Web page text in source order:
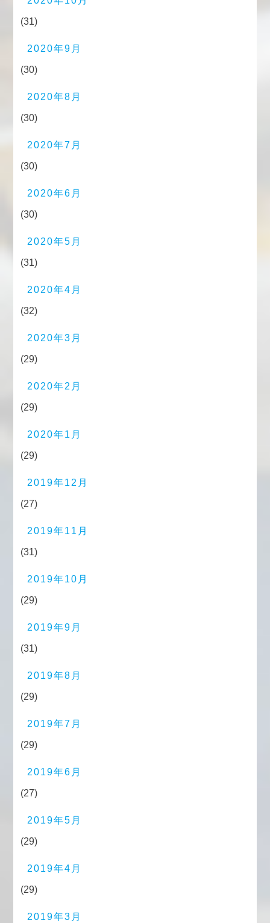
(31)
2020年9月
(30)
2020年8月
(30)
2020年7月
(30)
2020年6月
(30)
2020年5月
(31)
2020年4月
(32)
2020年3月
(29)
2020年2月
(29)
2020年1月
(29)
2019年12月
(27)
2019年11月
(31)
2019年10月
(29)
2019年9月
(31)
2019年8月
(29)
2019年7月
(29)
2019年6月
(27)
2019年5月
(29)
2019年4月
(29)
2019年3月